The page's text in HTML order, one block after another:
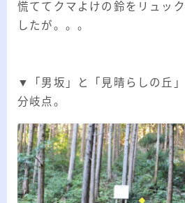
慌ててクマよけの鈴をリュッ
したが。。。
▼「男坂」と「見晴らしの丘
分岐点。